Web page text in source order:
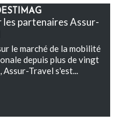
partenaires Assur-
le marché de la mobilité
depuis plus de vingt
Assur-Travel s'est...